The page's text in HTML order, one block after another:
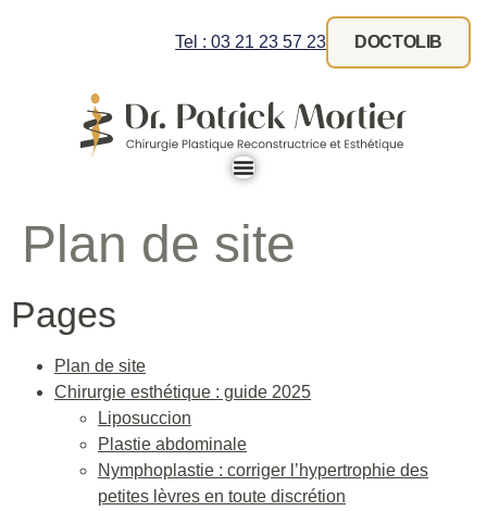
Tel : 03 21 23 57 23 DOCTOLIB
Plan de site
Pages
Plan de site
Chirurgie esthétique : guide 2025
Liposuccion
Plastie abdominale
Nymphoplastie : corriger l’hypertrophie des
petites lèvres en toute discrétion